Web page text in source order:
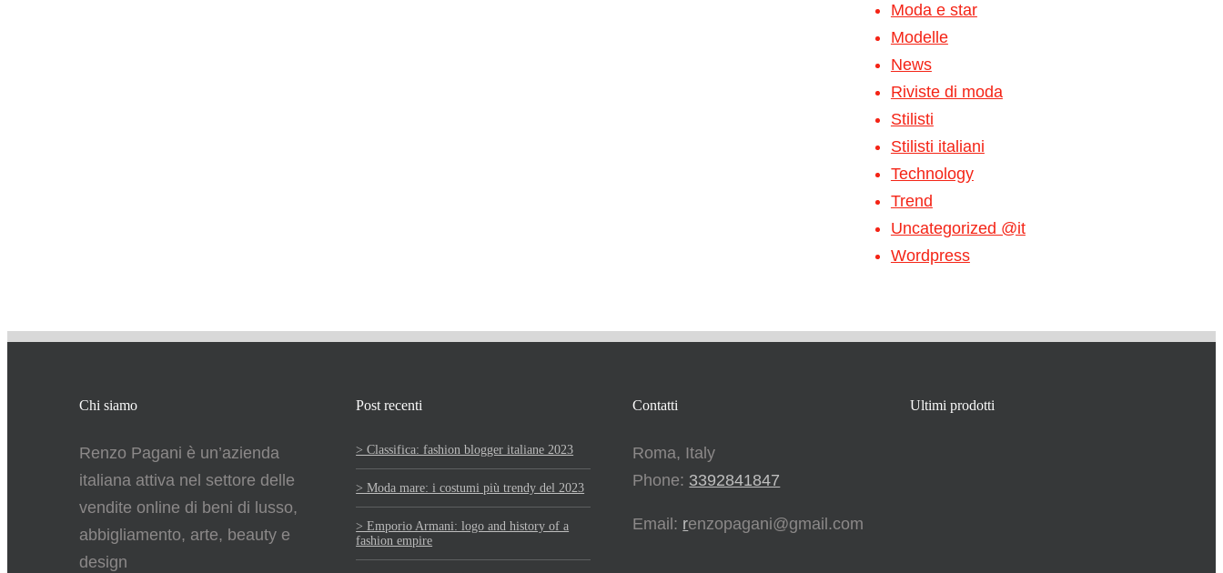
Moda e star
Modelle
News
Riviste di moda
Stilisti
Stilisti italiani
Technology
Trend
Uncategorized @it
Wordpress
Chi siamo
Renzo Pagani è un’azienda
italiana attiva nel settore delle
vendite online di beni di lusso,
abbigliamento, arte, beauty e
design
Post recenti
> Classifica: fashion blogger italiane 2023
> Moda mare: i costumi più trendy del 2023
> Emporio Armani: logo and history of a
fashion empire
Contatti
Roma, Italy
Phone: 3392841847
Email: renzopagani@gmail.com
Ultimi prodotti